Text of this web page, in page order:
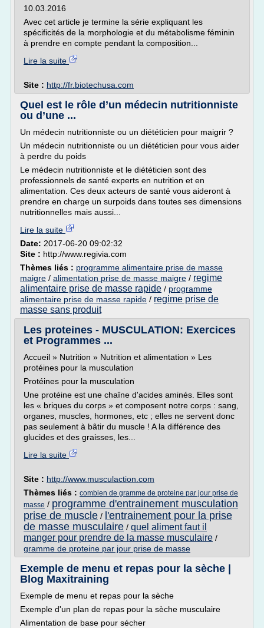
10.03.2016
Avec cet article je termine la série expliquant les
spécificités de la morphologie et du métabolisme féminin
à prendre en compte pendant la composition...
Lire la suite
Site : http://fr.biotechusa.com
Quel est le rôle d’un médecin nutritionniste
ou d’une ...
Un médecin nutritionniste ou un diététicien pour maigrir ?
Un médecin nutritionniste ou un diététicien pour vous aider
à perdre du poids
Le médecin nutritionniste et le diététicien sont des
professionnels de santé experts en nutrition et en
alimentation. Ces deux acteurs de santé vous aideront à
prendre en charge un surpoids dans toutes ses dimensions
nutritionnelles mais aussi...
Lire la suite
Date: 2017-06-20 09:02:32
Site : http://www.regivia.com
Thèmes liés : programme alimentaire prise de masse
maigre / alimentation prise de masse maigre / regime
alimentaire prise de masse rapide / programme
alimentaire prise de masse rapide / regime prise de
masse sans produit
Les proteines - MUSCULATION: Exercices
et Programmes ...
Accueil » Nutrition » Nutrition et alimentation » Les
protéines pour la musculation
Protéines pour la musculation
Une protéine est une chaîne d'acides aminés. Elles sont
les « briques du corps » et composent notre corps : sang,
organes, muscles, hormones, etc ; elles ne servent donc
pas seulement à bâtir du muscle ! A la différence des
glucides et des graisses, les...
Lire la suite
Site : http://www.musculaction.com
Thèmes liés : combien de gramme de proteine par jour prise de
masse / programme d'entrainement musculation
prise de muscle / l'entrainement pour la prise
de masse musculaire / quel aliment faut il
manger pour prendre de la masse musculaire /
gramme de proteine par jour prise de masse
Exemple de menu et repas pour la sèche |
Blog Maxitraining
Exemple de menu et repas pour la sèche
Exemple d'un plan de repas pour la sèche musculaire
Alimentation de base pour sécher